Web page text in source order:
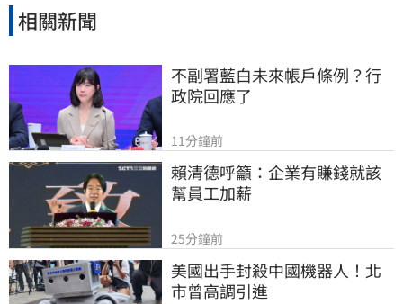
相關新聞
不副署藍白未來帳戶條例？行
政院回應了
11分鐘前
賴清德呼籲：企業有賺錢就該
幫員工加薪
25分鐘前
美國出手封殺中國機器人！北
市曾高調引進